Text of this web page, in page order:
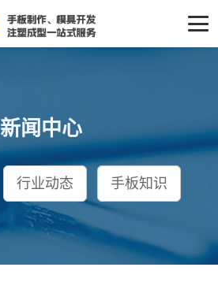
新闻中心
行业动态 手板知识